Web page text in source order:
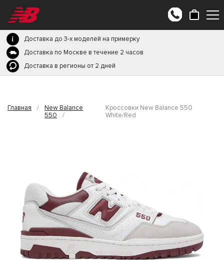
Доставка до 3-х моделей на примерку
Доставка по Москве в течение 2 часов
Доставка в регионы от 2 дней
Главная /
New Balance
550
/
Кроссовки New Balance 550
White/Red